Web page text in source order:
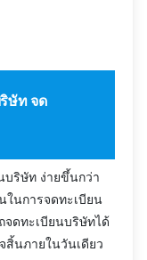
ษัท จด
บริษัท ง่ายขึ้นกว่า
ในการจดทะเบียน
ดทะเบียนบริษัทได้
สิ้นภายในวันเดียว